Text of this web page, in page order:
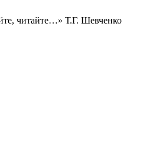
читайте…» Т.Г. Шевченко